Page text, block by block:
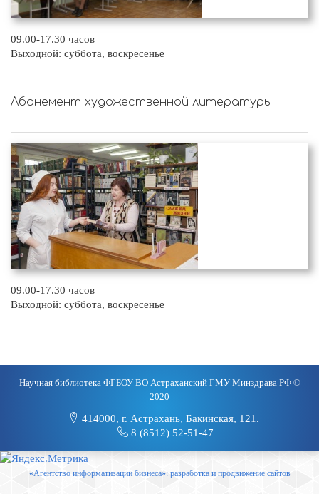
09.00-17.30 часов
Выходной: суббота, воскресенье
Абонемент художественной литературы
09.00-17.30 часов
Выходной: суббота, воскресенье
Научная библиотека ФГБОУ ВО Астраханский ГМУ Минздрава РФ ©
2020
414000, г. Астрахань, Бакинская, 121.
8 (8512) 52-51-47
«Агентство информатизации бизнеса»: разработка и продвижение сайтов